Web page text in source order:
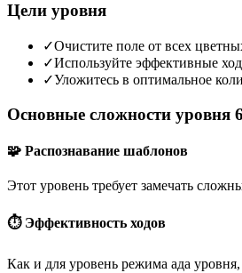
Цели уровня
✓Очистите поле от всех
✓Используйте эффективные
✓Уложитесь в оптимальное
Основные сложности уровня
🧩 Распознавание шаблонов
Этот уровень требует замечать
⏱️ Эффективность ходов
Как и для уровень режима ада